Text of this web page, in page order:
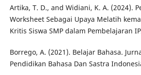
Artika, T. D., and Widiani, K. A. (2024).
Worksheet Sebagai Upaya Melatih
Kritis Siswa SMP dalam Pembelajaran
Borrego, A. (2021). Belajar Bahasa.
Pendidikan Bahasa Dan Sastra